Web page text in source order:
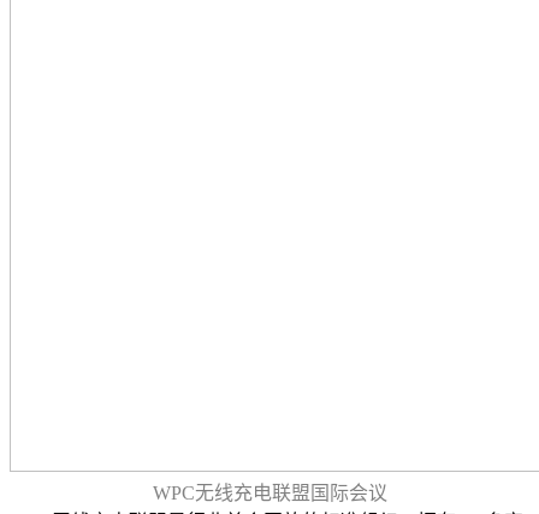
WPC无线充电联盟国际会议